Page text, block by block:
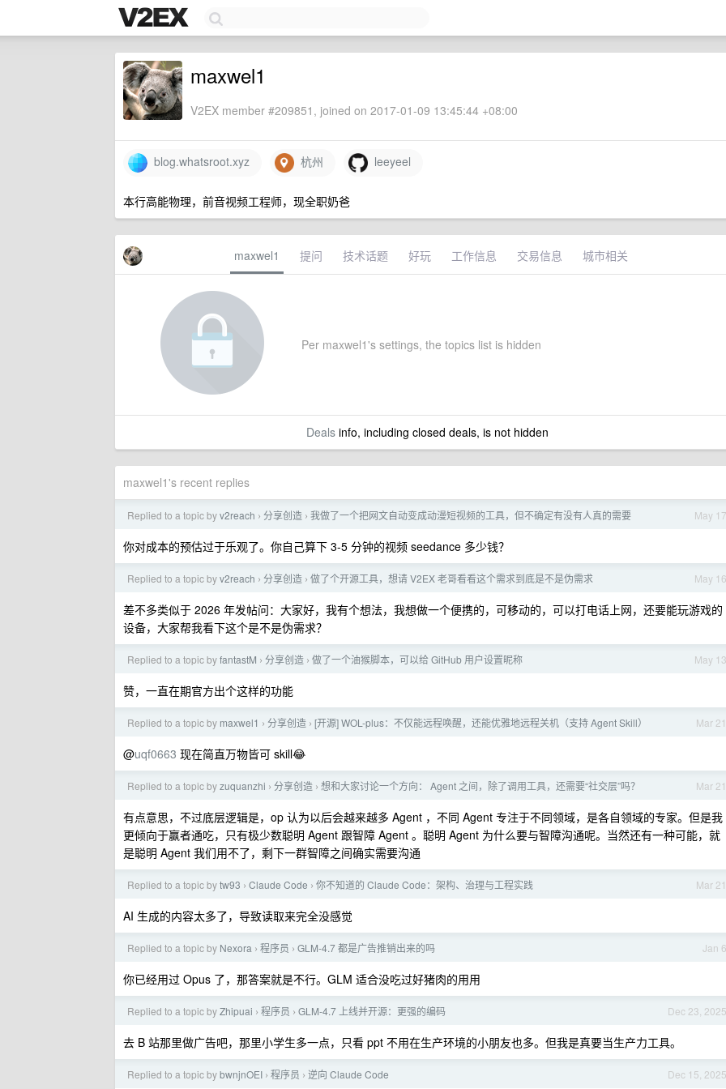
maxwel1
V2EX member #209851, joined on 2017-01-09 13:45:44 +08:00
blog.whatsroot.xyz 杭州 leeyeel
本行高能物理，前音视频工程师，现全职奶爸
maxwel1 提问 技术话题 好玩 工作信息 交易信息 城市相关
Per maxwel1's settings, the topics list is hidden
Dealsinfo, including closed deals, is not hidden
maxwel1's recent replies
May 17
Replied to a topic byv2reach › 分享创造 › 我做了一个把网文自动变成动漫短视频的工具，但不确定有没有人真的需要
你对成本的预估过于乐观了。你自己算下 3-5 分钟的视频 seedance 多少钱？
May 16
Replied to a topic byv2reach › 分享创造 › 做了个开源工具，想请 V2EX 老哥看看这个需求到底是不是伪需求
差不多类似于 2026 年发帖问：大家好，我有个想法，我想做一个便携的，可移动的，可以打电话上网，还要能玩游戏的
设备，大家帮我看下这个是不是伪需求？
May 13
Replied to a topic byfantastM › 分享创造 › 做了一个油猴脚本，可以给 GitHub 用户设置昵称
赞，一直在期官方出个这样的功能
Mar 21
Replied to a topic by maxwel1 › 分享创造 › [开源] WOL-plus：不仅能远程唤醒，还能优雅地远程关机（支持 Agent Skill）
@uqf0663 现在简直万物皆可 skill😂
Mar 21
Replied to a topic byzuquanzhi › 分享创造 › 想和大家讨论一个方向： Agent 之间，除了调用工具，还需要“社交层”吗？
有点意思，不过底层逻辑是，op 认为以后会越来越多 Agent ，不同 Agent 专注于不同领域，是各自领域的专家。但是我
更倾向于赢者通吃，只有极少数聪明 Agent 跟智障 Agent 。聪明 Agent 为什么要与智障沟通呢。当然还有一种可能，就
是聪明 Agent 我们用不了，剩下一群智障之间确实需要沟通
Mar 21
Replied to a topic bytw93 › Claude Code › 你不知道的 Claude Code：架构、治理与工程实践
AI 生成的内容太多了，导致读取来完全没感觉
Jan 6
Replied to a topic by Nexora › 程序员 › GLM-4.7 都是广告推销出来的吗
你已经用过 Opus 了，那答案就是不行。GLM 适合没吃过好猪肉的用用
Dec 23, 2025
Replied to a topic byZhipuai › 程序员 › GLM-4.7 上线并开源：更强的编码
去 B 站那里做广告吧，那里小学生多一点，只看 ppt 不用在生产环境的小朋友也多。但我是真要当生产力工具。
Dec 15, 2025
Replied to a topic bybwnjnOEI › 程序员 › 逆向 Claude Code